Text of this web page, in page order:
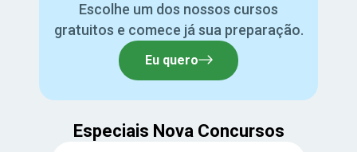
Escolhe um dos nossos cursos
gratuitos e comece já sua preparação.
Eu quero
Especiais Nova Concursos